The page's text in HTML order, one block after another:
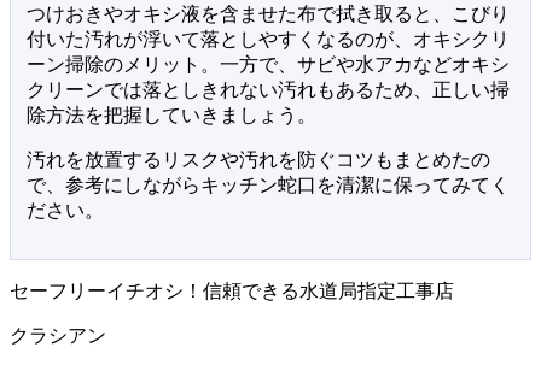
つけおきやオキシ液を含ませた布で拭き取ると、こびり
付いた汚れが浮いて落としやすくなるのが、オキシクリ
ーン掃除のメリット。一方で、サビや水アカなどオキシ
クリーンでは落としきれない汚れもあるため、正しい掃
除方法を把握していきましょう。
汚れを放置するリスクや汚れを防ぐコツもまとめたの
で、参考にしながらキッチン蛇口を清潔に保ってみてく
ださい。
セーフリーイチオシ！信頼できる水道局指定工事店
クラシアン